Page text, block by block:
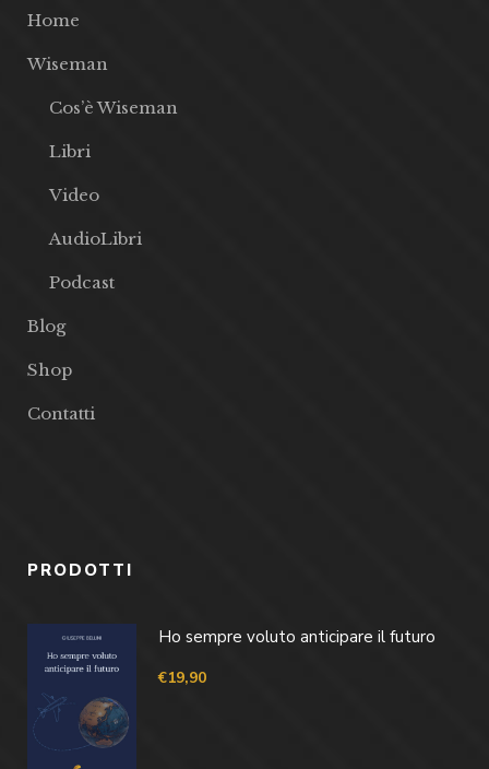
Home
Wiseman
Cos’è Wiseman
Libri
Video
AudioLibri
Podcast
Blog
Shop
Contatti
PRODOTTI
Ho sempre voluto anticipare il futuro
€19,90